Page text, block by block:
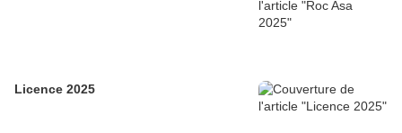
Licence 2025